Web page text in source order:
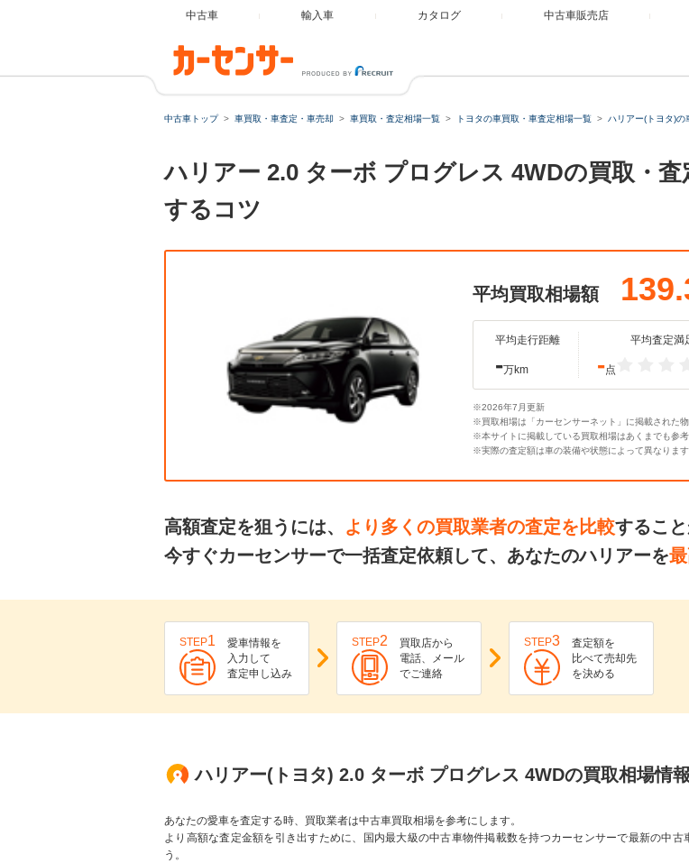
中古車 輸入車 カタログ 中古車販売店
中古車トップ 車買取・車査定・車売却 車買取・査定相場一覧 トヨタの車買取・車査定相場一覧 ハリアー(トヨタ)の
ハリアー 2.0 ターボ プログレス 4WDの買取・
するコツ
平均買取相場額
平均走行距離
-万km
平均査定満
-点
※2026年7月更新
※買取相場は「カーセンサーネット」に掲載された
※本サイトに掲載している買取相場はあくまでも参
※実際の査定額は車の装備や状態によって異なります
高額査定を狙うには、 より多くの買取業者の査定を比較すること
今すぐカーセンサーで一括査定依頼して、あなたのハリアーを
STEP1
愛車情報を
入力して
査定申し込み
STEP2
買取店から
電話、メール
でご連絡
STEP3
査定額を
比べて売却先
を決める
ハリアー(トヨタ) 2.0 ターボ プログレス 4WDの買取相場情報
あなたの愛車を査定する時、買取業者は中古車買取相場を参考にします。
より高額な査定金額を引き出すために、国内最大級の中古車物件掲載数を持つカーセンサーで最新の中
う。